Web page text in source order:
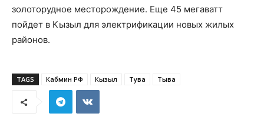
золоторудное месторождение. Еще 45 мегаватт
пойдет в Кызыл для электрификации новых жилых
районов.
TAGS Кабмин РФ Кызыл Тува Тыва